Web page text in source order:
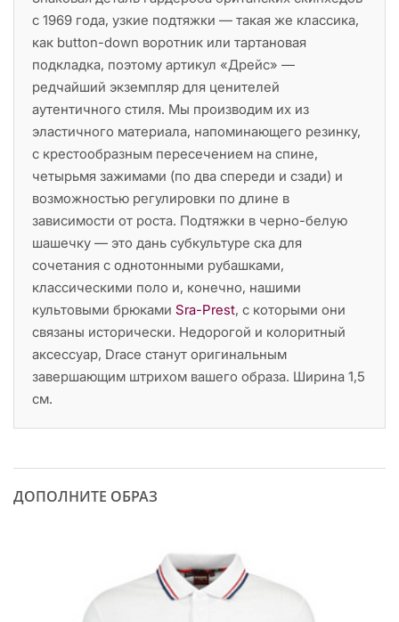
с 1969 года, узкие подтяжки — такая же классика,
как button-down воротник или тартановая
подкладка, поэтому артикул «Дрейс» —
редчайший экземпляр для ценителей
аутентичного стиля. Мы производим их из
эластичного материала, напоминающего резинку,
с крестообразным пересечением на спине,
четырьмя зажимами (по два спереди и сзади) и
возможностью регулировки по длине в
зависимости от роста. Подтяжки в черно-белую
шашечку — это дань субкультуре ска для
сочетания с однотонными рубашками,
классическими поло и, конечно, нашими
культовыми брюками Sra-Prest, с которыми они
связаны исторически. Недорогой и колоритный
аксессуар, Drace станут оригинальным
завершающим штрихом вашего образа. Ширина 1,5
см.
ДОПОЛНИТЕ ОБРАЗ